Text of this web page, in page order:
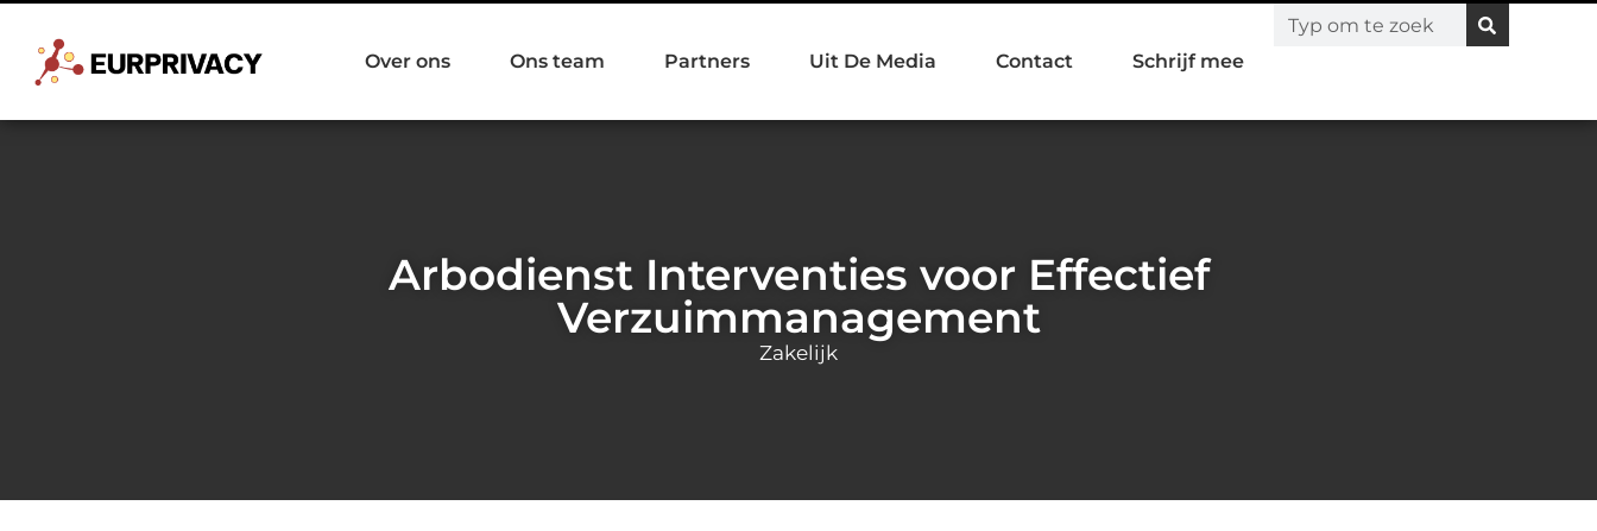
Over ons Ons team Partners Uit De Media Contact Schrijf mee
Arbodienst Interventies voor Effectief
Verzuimmanagement
Zakelijk